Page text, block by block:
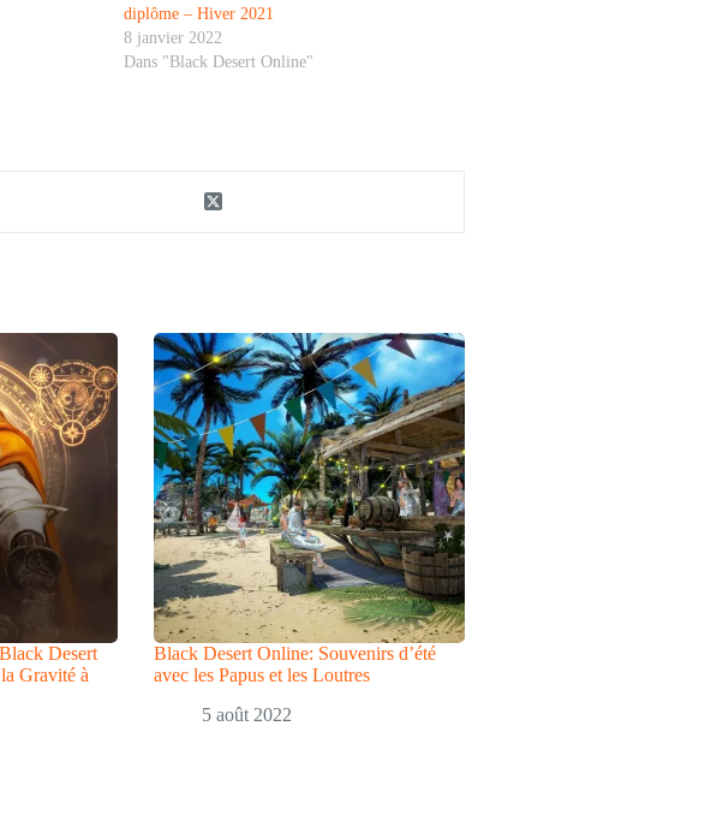
diplôme – Hiver 2021
8 janvier 2022
Dans "Black Desert Online"
Desert
Gravité à
Black Desert Online: Souvenirs d’été
avec les Papus et les Loutres
5 août 2022